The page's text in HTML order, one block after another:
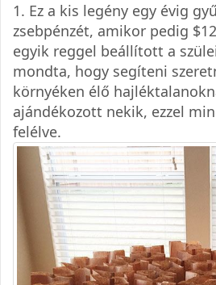
1. Ez a kis legény egy évig
zsebpénzét, amikor pedig
egyik reggel beállított a
mondta, hogy segíteni
környéken élő
ajándékozott nekik, ezzel
felélve.